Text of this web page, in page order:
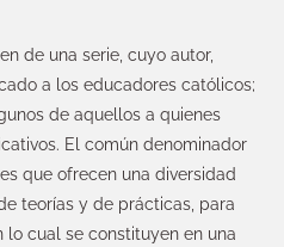
de una serie, cuyo autor,
a los educadores católicos;
de aquellos a quienes
El común denominador
que ofrecen una diversidad
teorías y de prácticas, para
lo cual se constituyen en una